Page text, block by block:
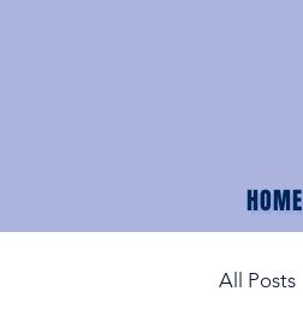
HOME
All Posts